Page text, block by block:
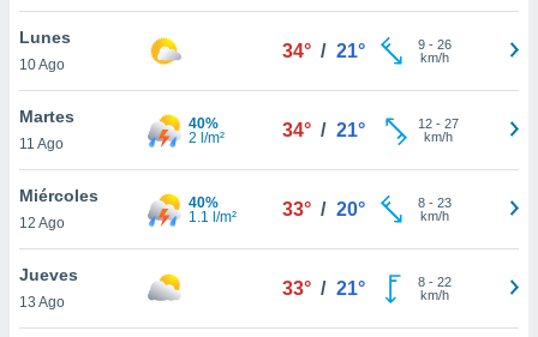
de
cookies
aceptar
Lunes
10 Ago
34° / 21° 9- 26
km/h
Martes
11 Ago
40%
2 l/m²
34° / 21° 12- 27
km/h
Miércoles
12 Ago
40%
1.1 l/m²
33° / 20° 8- 23
km/h
Jueves
13 Ago
33° / 21° 8- 22
km/h